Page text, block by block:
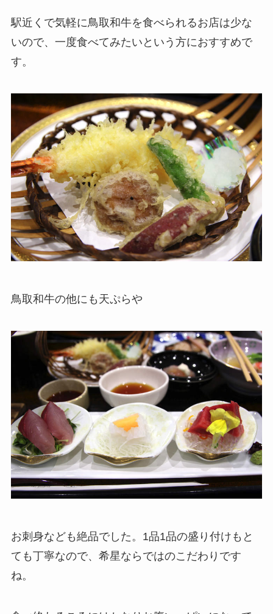
駅近くで気軽に鳥取和牛を食べられるお店は少な
いので、一度食べてみたいという方におすすめで
す。
鳥取和牛の他にも天ぷらや
お刺身なども絶品でした。1品1品の盛り付けもと
ても丁寧なので、希星ならではのこだわりです
ね。